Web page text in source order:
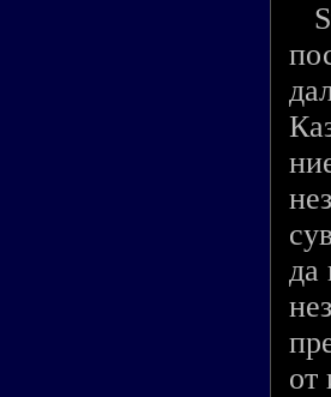
да
от